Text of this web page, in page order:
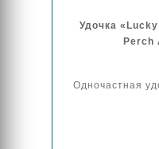
Удочка
Perch
Одночастная